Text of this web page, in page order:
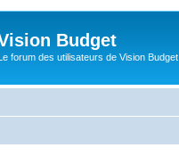
Budget
forum des utilisateurs de Vision Budget